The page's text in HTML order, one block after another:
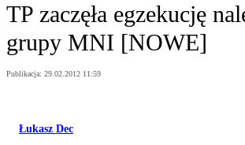
TP zaczęła egzekucję
grupy MNI [NOWE]
Publikacja: 29.02.2012 11:59
Łukasz Dec